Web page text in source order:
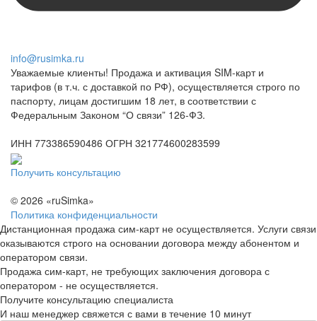
info@rusimka.ru
Уважаемые клиенты! Продажа и активация SIM-карт и
тарифов (в т.ч. с доставкой по РФ), осуществляется строго по
паспорту, лицам достигшим 18 лет, в соответствии с
Федеральным Законом “О связи” 126-ФЗ.
ИНН 773386590486 ОГРН 321774600283599
Получить консультацию
© 2026 «ruSimka»
Политика конфиденциальности
Дистанционная продажа сим-карт не осуществляется. Услуги связи
оказываются строго на основании договора между абонентом и
оператором связи.
Продажа сим-карт, не требующих заключения договора с
оператором - не осуществляется.
Получите консультацию специалиста
И наш менеджер свяжется с вами в течение 10 минут